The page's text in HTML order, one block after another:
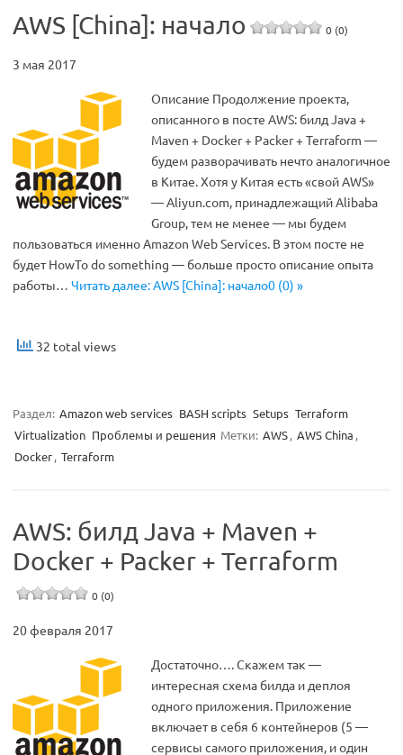
AWS [China]: начало 0 (0)
3 мая 2017
Описание Продолжение проекта,
описанного в посте AWS: билд Java +
Maven + Docker + Packer + Terraform —
будем разворачивать нечто аналогичное
в Китае. Хотя у Китая есть «свой AWS»
— Aliyun.com, принадлежащий Alibaba
Group, тем не менее — мы будем
пользоваться именно Amazon Web Services. В этом посте не
будет HowTo do something — больше просто описание опыта
работы… Читать далее: AWS [China]: начало0 (0) »
32 total views
Раздел: Amazon web services BASH scripts Setups Terraform
Virtualization Проблемы и решения Метки: AWS, AWS China ,
Docker, Terraform
AWS: билд Java + Maven +
Docker + Packer + Terraform
0 (0)
20 февраля 2017
Достаточно…. Скажем так —
интересная схема билда и деплоя
одного приложения. Приложение
включает в себя 6 контейнеров (5 —
сервисы самого приложения, и один